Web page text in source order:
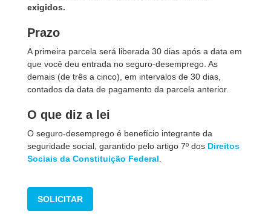
exigidos.
Prazo
A primeira parcela será liberada 30 dias após a data em
que você deu entrada no seguro-desemprego. As
demais (de três a cinco), em intervalos de 30 dias,
contados da data de pagamento da parcela anterior.
O que diz a lei
O seguro-desemprego é benefício integrante da
seguridade social, garantido pelo artigo 7º dos Direitos
Sociais da Constituição Federal
SOLICITAR